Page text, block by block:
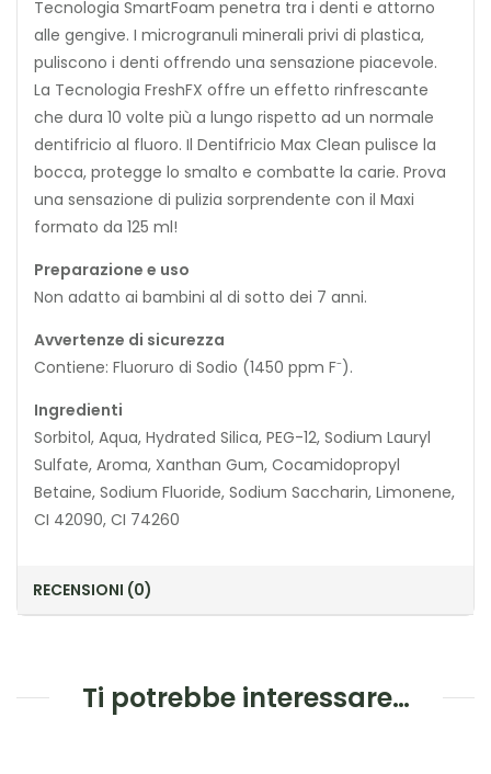
Tecnologia SmartFoam penetra tra i denti e attorno
alle gengive. I microgranuli minerali privi di plastica,
puliscono i denti offrendo una sensazione piacevole.
La Tecnologia FreshFX offre un effetto rinfrescante
che dura 10 volte più a lungo rispetto ad un normale
dentifricio al fluoro. Il Dentifricio Max Clean pulisce la
bocca, protegge lo smalto e combatte la carie. Prova
una sensazione di pulizia sorprendente con il Maxi
formato da 125 ml!
Preparazione e uso
Non adatto ai bambini al di sotto dei 7 anni.
Avvertenze di sicurezza
Contiene: Fluoruro di Sodio (1450 ppm F⁻).
Ingredienti
Sorbitol, Aqua, Hydrated Silica, PEG-12, Sodium Lauryl
Sulfate, Aroma, Xanthan Gum, Cocamidopropyl
Betaine, Sodium Fluoride, Sodium Saccharin, Limonene,
CI 42090, CI 74260
RECENSIONI (0)
Ti potrebbe interessare…